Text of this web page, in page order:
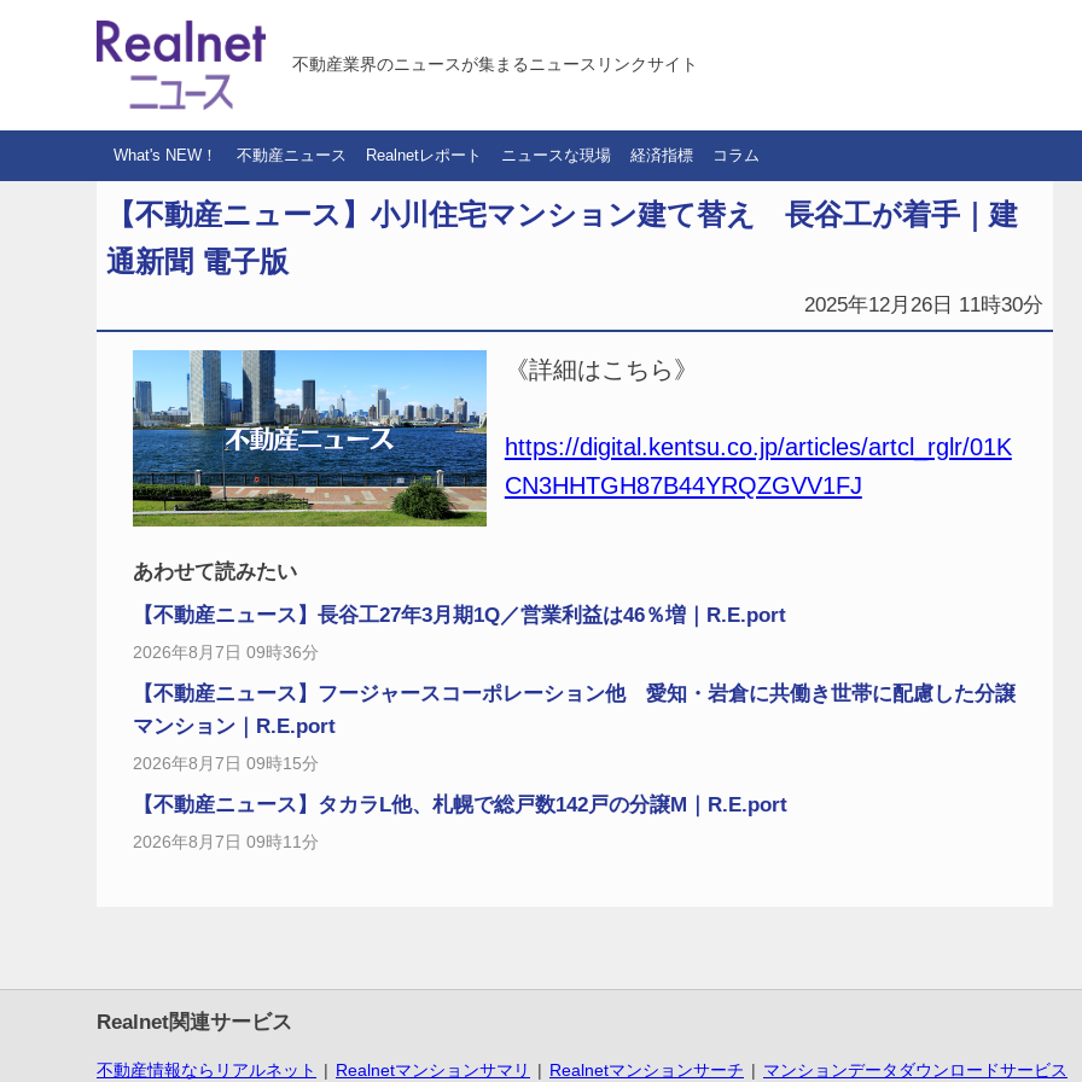
不動産業界のニュースが集まるニュースリンクサイト
What's NEW！ 不動産ニュース Realnetレポート ニュースな現場 経済指標 コラム
【不動産ニュース】小川住宅マンション建て替え 長谷工が着手｜建
通新聞 電子版
2025年12月26日 11時30分
《詳細はこちら》
https://digital.kentsu.co.jp/articles/artcl_rglr/01K
CN3HHTGH87B44YRQZGVV1FJ
あわせて読みたい
【不動産ニュース】長谷工27年3月期1Q／営業利益は46％増｜R.E.port
2026年8月7日 09時36分
【不動産ニュース】フージャースコーポレーション他 愛知・岩倉に共働き世帯に配慮した分譲
マンション｜R.E.port
2026年8月7日 09時15分
【不動産ニュース】タカラL他、札幌で総戸数142戸の分譲M｜R.E.port
2026年8月7日 09時11分
Realnet関連サービス
不動産情報ならリアルネット Realnetマンションサマリ Realnetマンションサーチ マンションデータダウンロードサービス